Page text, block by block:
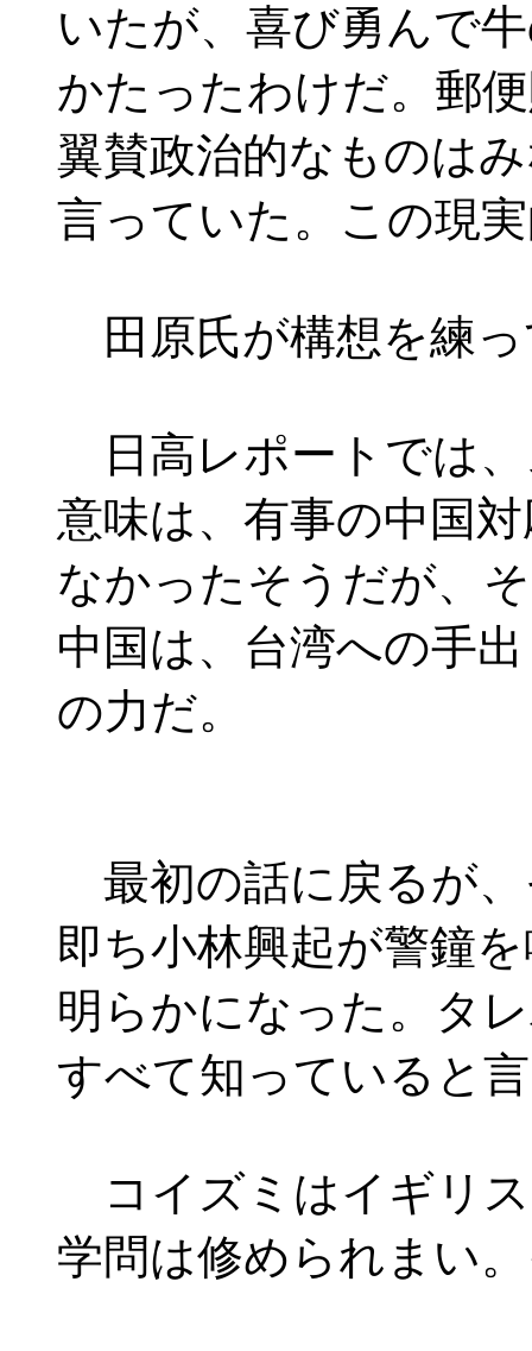
いたが、喜び勇んで
かたったわけだ。郵
翼賛政治的なものは
言っていた。この現
田原氏が構想を練
日高レポートでは
意味は、有事の中国
なかったそうだが、
中国は、台湾への手
の力だ。
最初の話に戻るが、
即ち小林興起が警鐘
明らかになった。タ
すべて知っていると
コイズミはイギリ
学問は修められまい